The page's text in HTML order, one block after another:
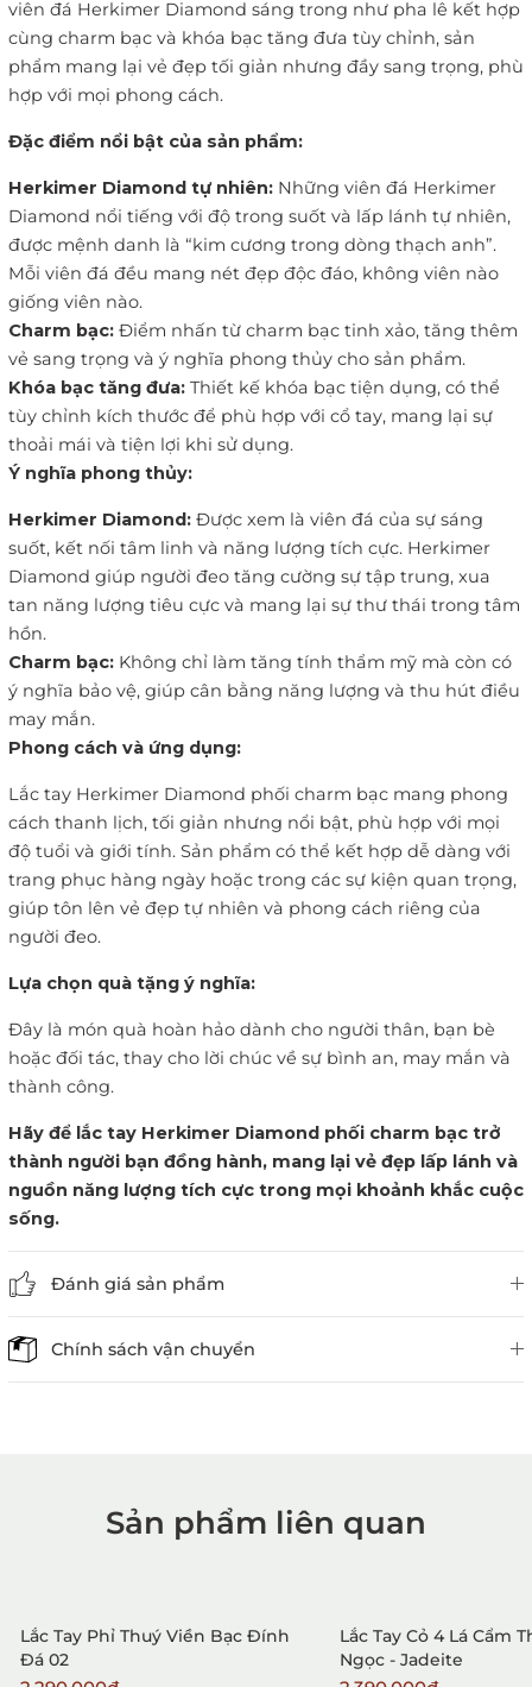
viên đá Herkimer Diamond sáng trong như pha lê kết hợp
cùng charm bạc và khóa bạc tăng đưa tùy chỉnh, sản
phẩm mang lại vẻ đẹp tối giản nhưng đầy sang trọng, phù
hợp với mọi phong cách.
Đặc điểm nổi bật của sản phẩm:
Herkimer Diamond tự nhiên: Những viên đá Herkimer
Diamond nổi tiếng với độ trong suốt và lấp lánh tự nhiên,
được mệnh danh là “kim cương trong dòng thạch anh”.
Mỗi viên đá đều mang nét đẹp độc đáo, không viên nào
giống viên nào.
Charm bạc: Điểm nhấn từ charm bạc tinh xảo, tăng thêm
vẻ sang trọng và ý nghĩa phong thủy cho sản phẩm.
Khóa bạc tăng đưa: Thiết kế khóa bạc tiện dụng, có thể
tùy chỉnh kích thước để phù hợp với cổ tay, mang lại sự
thoải mái và tiện lợi khi sử dụng.
Ý nghĩa phong thủy:
Herkimer Diamond: Được xem là viên đá của sự sáng
suốt, kết nối tâm linh và năng lượng tích cực. Herkimer
Diamond giúp người đeo tăng cường sự tập trung, xua
tan năng lượng tiêu cực và mang lại sự thư thái trong tâm
hồn.
Charm bạc: Không chỉ làm tăng tính thẩm mỹ mà còn có
ý nghĩa bảo vệ, giúp cân bằng năng lượng và thu hút điều
may mắn.
Phong cách và ứng dụng:
Lắc tay Herkimer Diamond phối charm bạc mang phong
cách thanh lịch, tối giản nhưng nổi bật, phù hợp với mọi
độ tuổi và giới tính. Sản phẩm có thể kết hợp dễ dàng với
trang phục hàng ngày hoặc trong các sự kiện quan trọng,
giúp tôn lên vẻ đẹp tự nhiên và phong cách riêng của
người đeo.
Lựa chọn quà tặng ý nghĩa:
Đây là món quà hoàn hảo dành cho người thân, bạn bè
hoặc đối tác, thay cho lời chúc về sự bình an, may mắn và
thành công.
Hãy để lắc tay Herkimer Diamond phối charm bạc trở
thành người bạn đồng hành, mang lại vẻ đẹp lấp lánh và
nguồn năng lượng tích cực trong mọi khoảnh khắc cuộc
sống.
Đánh giá sản phẩm
Chính sách vận chuyển
1. Mua hàng trực tiếp tại VietGemstones
Sản phẩm liên quan
Lắc Tay Phỉ Thuý Viền Bạc Đính
Đá 02
Lắc Tay Cỏ 4 Lá Cẩm
Ngọc - Jadeite